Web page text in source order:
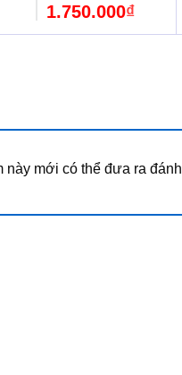
1.850.000₫.
1.750.000₫
này mới có thể đưa ra